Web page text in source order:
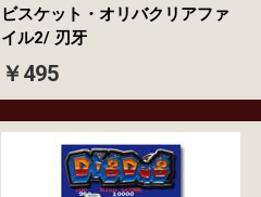
ビスケット・オリバクリアファ
イル2/ 刃牙
￥495